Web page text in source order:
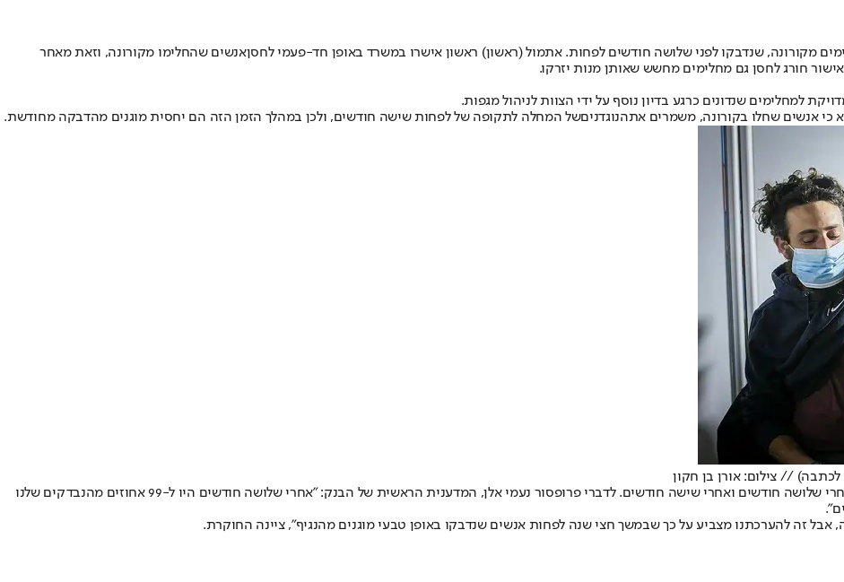
מקורונה, שנדבקו לפני שלושה חודשים לפחות. אתמול (ראשון) ראשון אישרו במשרד באופן חד-פעמי לחסןאנשים שהחלימו מקורונה, וזאת מאחר
חורג לחסן גם מחלימים מחשש שאותן מנות יזרקו.
למחלימים שנדונים כרגע בדיון נוסף על ידי הצוות לניהול מגפות.
הנוגדניםשל המחלה לתקופה של לפחות שישה חודשים, ולכן במהלך הזמן הזה הם יחסית מוגנים מהדבקה מחודשת.
// צילום: אורן בן חקון
אנשי הבנק הגנטי קיימו בדיקות דם לאנשים שחלו בנגיף פעמיים: אחרי שלושה חודשים ואחרי שישה חודשים. לדברי פרופסור נעמי אלן, המדענית הראשית של הבנק: "אחרי שלושה חודשים היו ל-99 אחוזים מהנבדקים שלנו
אבל זה להערכתנו מצביע על כך שבמשך חצי שנה לפחות אנשים שנדבקו באופן טבעי מוגנים מהנגיף", ציינה החוקרת.